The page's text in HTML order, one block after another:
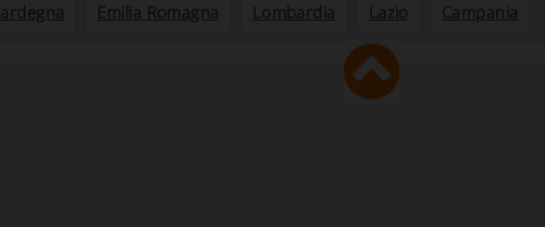
Emilia Romagna Lombardia Lazio Campania